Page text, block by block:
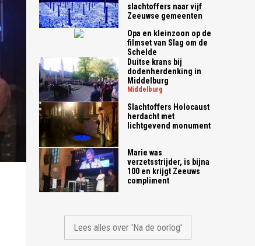
slachtoffers naar vijf
Zeeuwse gemeenten
Opa en kleinzoon op de
filmset van Slag om de
Schelde
Duitse krans bij
dodenherdenking in
Middelburg
middelburg
Slachtoffers Holocaust
herdacht met
lichtgevend monument
Marie was
verzetsstrijder, is bijna
100 en krijgt Zeeuws
compliment
Lees alles over 'Na de oorlog'